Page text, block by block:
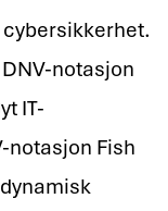
cybersikkerhet.
notasjon
IT-
notasjon Fish